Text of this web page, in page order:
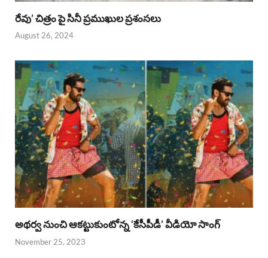
రేవు’ చిత్రం పై సినీ ప్రముఖుల ప్రశంసలు
August 26, 2024
అథర్వ నుంచి ఆకట్టుకుంటోన్న ‘కేసీపీడీ’ వీడియో సాంగ్
November 25, 2023